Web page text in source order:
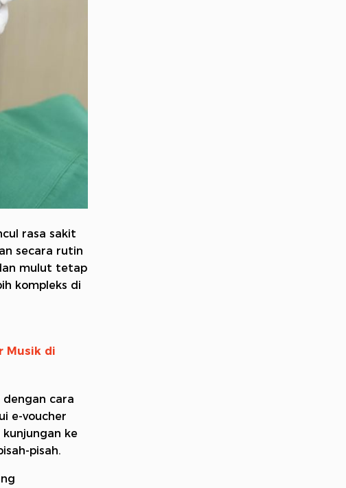
rasa sakit
secara rutin
mulut tetap
kompleks di
Musik di
cara
e-voucher
kunjungan ke
pisah.